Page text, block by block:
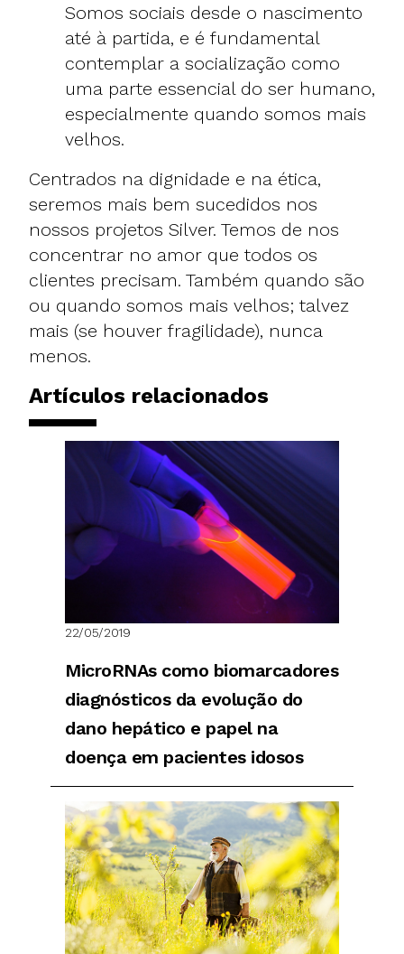
Somos sociais desde o nascimento
até à partida, e é fundamental
contemplar a socialização como
uma parte essencial do ser humano,
especialmente quando somos mais
velhos.
Centrados na dignidade e na ética,
seremos mais bem sucedidos nos
nossos projetos Silver. Temos de nos
concentrar no amor que todos os
clientes precisam. Também quando são
ou quando somos mais velhos; talvez
mais (se houver fragilidade), nunca
menos.
Artículos relacionados
22/05/2019
MicroRNAs como biomarcadores
diagnósticos da evolução do
dano hepático e papel na
doença em pacientes idosos